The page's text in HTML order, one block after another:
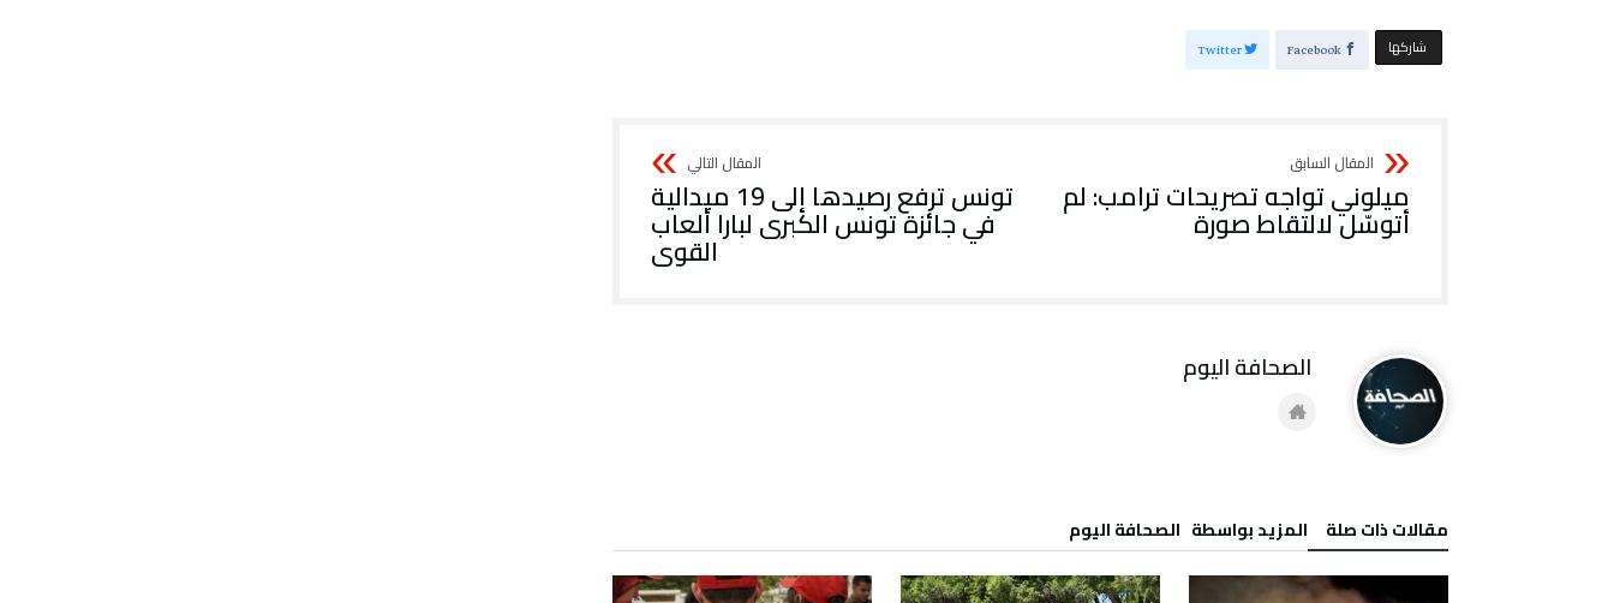
‫‫ شاركها‬ Facebook
Twitter
ميلوني تواجه تصريحات ترامب: لم
أتوسّل لالتقاط صورة
تونس ترفع رصيدها إلى 19 ميدالية
في جائزة تونس الكبرى لبارا ألعاب
القوى
‫مقالات ذات صلة‬ ‫‫المزيد بواسطة‬ ‬ ‭ ‬الصحافة‭ ‬اليوم